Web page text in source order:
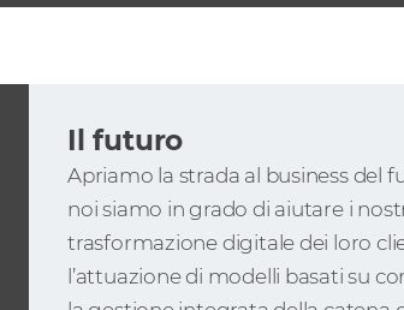
Il futuro
Apriamo la strada al business del
noi siamo in grado di aiutare i
trasformazione digitale dei loro
l’attuazione di modelli basati su